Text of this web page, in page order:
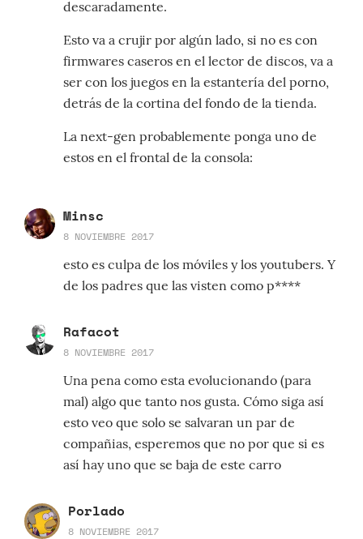
descaradamente.
Esto va a crujir por algún lado, si no es con
firmwares caseros en el lector de discos, va a
ser con los juegos en la estantería del porno,
detrás de la cortina del fondo de la tienda.
La next-gen probablemente ponga uno de
estos en el frontal de la consola:
Minsc
8 NOVIEMBRE 2017
esto es culpa de los móviles y los youtubers. Y
de los padres que las visten como p****
Rafacot
8 NOVIEMBRE 2017
Una pena como esta evolucionando (para
mal) algo que tanto nos gusta. Cómo siga así
esto veo que solo se salvaran un par de
compañias, esperemos que no por que si es
así hay uno que se baja de este carro
Porlado
8 NOVIEMBRE 2017